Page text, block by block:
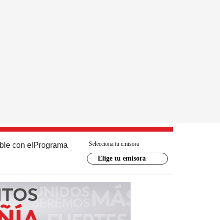
con el Programa Selecciona tu emisora
Elige tu emisora